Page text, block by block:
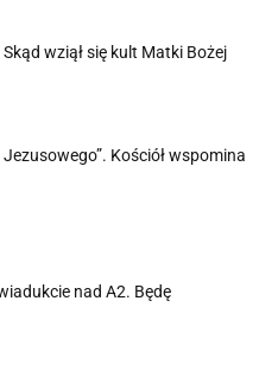
wziął się kult Matki Bożej
Kościół wspomina
nad A2. Będę